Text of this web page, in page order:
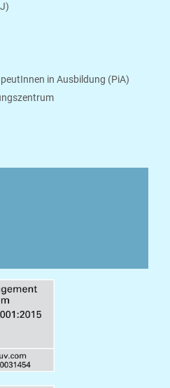
in Ausbildung (PiA)